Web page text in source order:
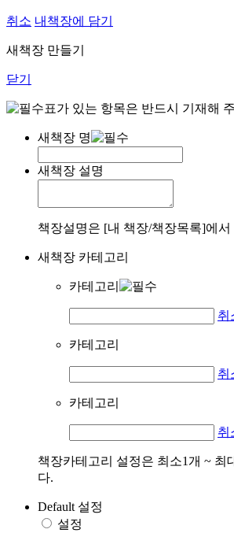
취소 내책장에 담기
새책장 만들기
닫기
표가 있는 항목은 반드시 기재해
새책장 명
새책장 설명
책장설명은 [내 책장/책장목록]에
새책장 카테고리
카테고리
취
카테고리
취
카테고리
취
책장카테고리 설정은 최소1개 ~ 최
다.
Default 설정
설정